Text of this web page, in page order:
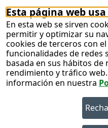
Esta página web
En esta web se sirven
permitir y optimizar su
cookies de terceros con
funcionalidades de redes
basada en sus hábitos de
rendimiento y tráfico
información en nuestra